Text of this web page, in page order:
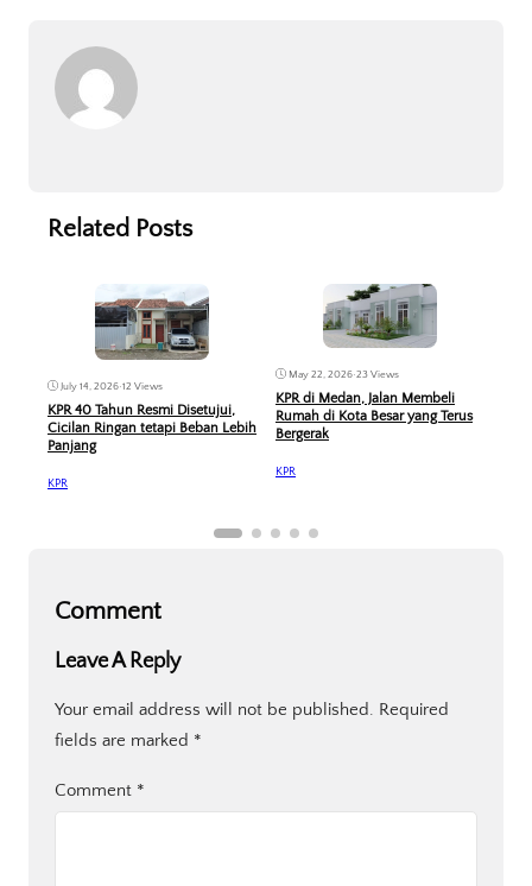
Related Posts
July 14, 2026•12 Views
KPR 40 Tahun Resmi Disetujui,
Cicilan Ringan tetapi Beban Lebih
Panjang
KPR
May 22, 2026•23 Views
KPR di Medan, Jalan Membeli
Rumah di Kota Besar yang Terus
Bergerak
KPR
Comment
Leave A Reply
Your email address will not be published. Required
fields are marked *
Comment *